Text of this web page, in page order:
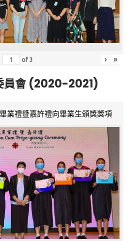
of3 › »
員會 (2020-2021)
業禮暨嘉許禮向畢業生頒獎獎項